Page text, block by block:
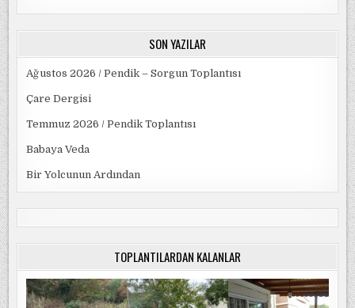
SON YAZILAR
Ağustos 2026 / Pendik – Sorgun Toplantısı
Çare Dergisi
Temmuz 2026 / Pendik Toplantısı
Babaya Veda
Bir Yolcunun Ardından
TOPLANTILARDAN KALANLAR